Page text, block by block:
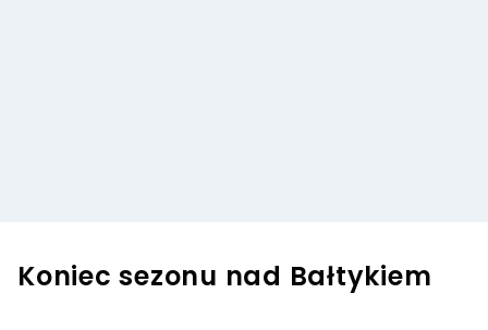
Koniec sezonu nad Bałtykiem